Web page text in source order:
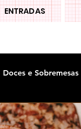
ENTRADAS
Doces e Sobremesas